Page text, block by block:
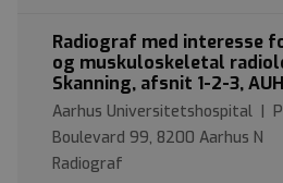
Radiograf med interesse
og muskuloskeletal
Skanning, afsnit 1-2-3, AUH
Aarhus Universitetshospital |
Boulevard 99, 8200 Aarhus N
Radiograf